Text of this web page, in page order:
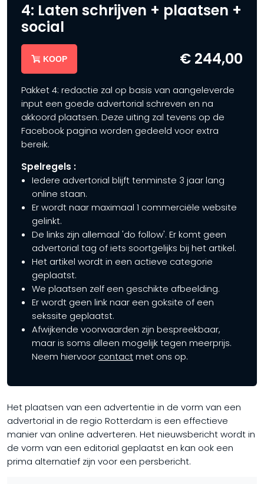
4: Laten schrijven + plaatsen +
social
€ 244,00
KOOP
Pakket 4: redactie zal op basis van aangeleverde
input een goede advertorial schreven en na
akkoord plaatsen. Deze uiting zal tevens op de
Facebook pagina worden gedeeld voor extra
bereik.
Spelregels :
Iedere advertorial blijft tenminste 3 jaar lang
online staan.
Er wordt naar maximaal 1 commerciële website
gelinkt.
De links zijn allemaal 'do follow'. Er komt geen
advertorial tag of iets soortgelijks bij het artikel.
Het artikel wordt in een actieve categorie
geplaatst.
We plaatsen zelf een geschikte afbeelding.
Er wordt geen link naar een goksite of een
sekssite geplaatst.
Afwijkende voorwaarden zijn bespreekbaar,
maar is soms alleen mogelijk tegen meerprijs.
Neem hiervoor contactmet ons op.
Het plaatsen van een advertentie in de vorm van een
advertorial in de regio Rotterdam is een effectieve
manier van online adverteren. Het nieuwsbericht wordt in
de vorm van een editorial geplaatst en kan ook een
prima alternatief zijn voor een persbericht.